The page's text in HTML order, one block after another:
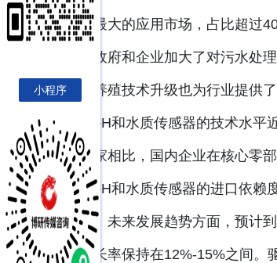
感器最大的应用市场，占比超过
地方政府和企业加大了对污水处
水产养殖技术升级也为行业提供
国产pH和水质传感器的技术水
达国家相比，国内企业在核心零
中国pH和水质传感器的进口依
地位。未来发展趋势方面，预计
年增长率保持在12%-15%之间。
小程序